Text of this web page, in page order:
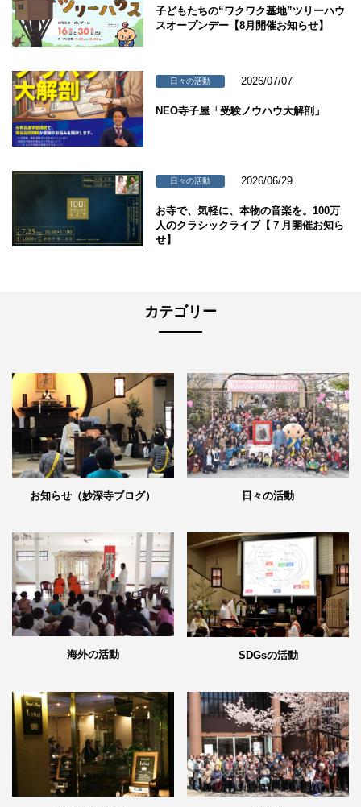
子どもたちの“ワクワク基地”ツリーハウ
スオープンデー【8月開催お知らせ】
日々の活動 2026/07/07
NEO寺子屋「受験ノウハウ大解剖」
日々の活動 2026/06/29
お寺で、気軽に、本物の音楽を。100万
人のクラシックライブ【７月開催お知ら
せ】
カテゴリー
お知らせ（妙深寺ブログ） 日々の活動
海外の活動 SDGsの活動